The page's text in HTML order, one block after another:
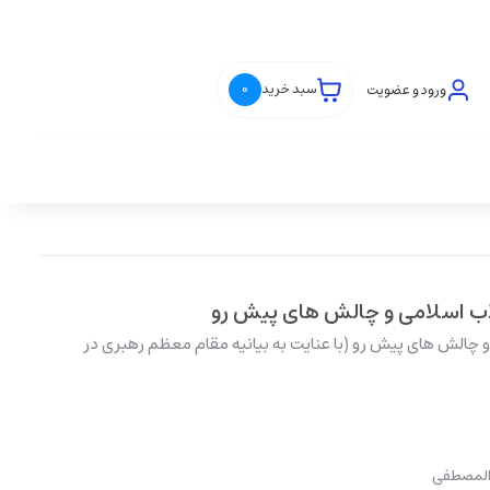
ورود و عضویت سبد خرید 0
اسلامی و چالش های پیش رو
های پيش رو (با عنايت به بيانيه مقام معظم رهبری در
المصطفی